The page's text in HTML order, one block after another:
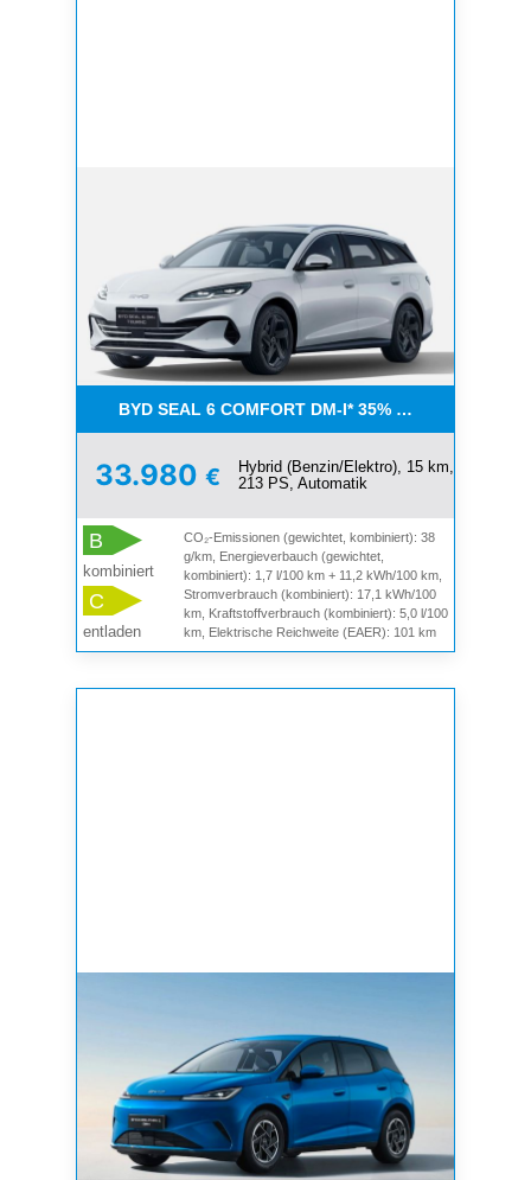
BYD SEAL 6 COMFORT DM-I* 35% RABATT + BIS
33.980 €
Hybrid (Benzin/Elektro), 15 km,
213 PS, Automatik
B
kombiniert
C
entladen
CO₂-Emissionen (gewichtet, kombiniert): 38
g/km, Energieverbauch (gewichtet,
kombiniert): 1,7 l/100 km + 11,2 kWh/100 km,
Stromverbrauch (kombiniert): 17,1 kWh/100
km, Kraftstoffverbrauch (kombiniert): 5,0 l/100
km, Elektrische Reichweite (EAER): 101 km